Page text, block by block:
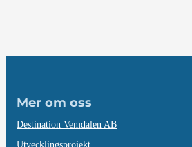
Mer om oss
Destination Vemdalen AB
Utvecklingsprojekt